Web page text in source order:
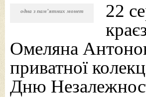
одна з пам’ятних монет
22
Омеляна
приватної
Дню